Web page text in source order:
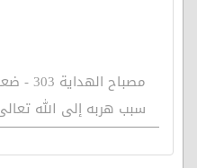
مصباح
سبب هربه إلى الله